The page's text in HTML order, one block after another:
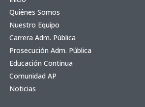
Quiénes Somos
Nuestro Equipo
Carrera Adm. Pública
Prosecución Adm. Pública
Educación Continua
Comunidad AP
Noticias